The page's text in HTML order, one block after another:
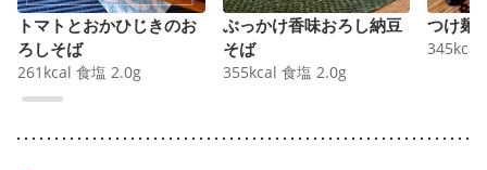
トマトとおかひじきのお
ろしそば
261 kcal 食塩 2.0g
ぶっかけ香味おろし納豆
そば
355kcal 食塩 2.0g
つけ麺
345kcal